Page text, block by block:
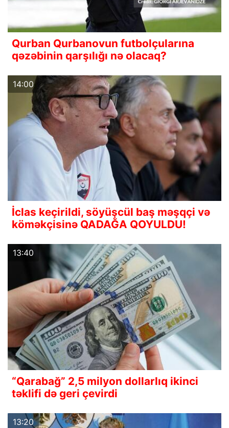
Qurban Qurbanovun futbolçularına
qəzəbinin qarşılığı nə olacaq?
14:00
İclas keçirildi, söyüşcül baş məşqçi və
köməkçisinə QADAĞA QOYULDU!
13:40
“Qarabağ” 2,5 milyon dollarlıq ikinci
təklifi də geri çevirdi
13:20